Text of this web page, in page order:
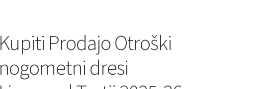
Kupiti Prodajo Otroški
nogometni dresi